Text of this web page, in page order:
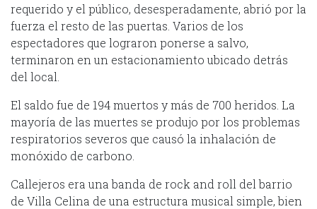
requerido y el público, desesperadamente, abrió por la
fuerza el resto de las puertas. Varios de los
espectadores que lograron ponerse a salvo,
terminaron en un estacionamiento ubicado detrás
del local.
El saldo fue de 194 muertos y más de 700 heridos. La
mayoría de las muertes se produjo por los problemas
respiratorios severos que causó la inhalación de
monóxido de carbono.
Callejeros era una banda de rock and roll del barrio
de Villa Celina de una estructura musical simple, bien